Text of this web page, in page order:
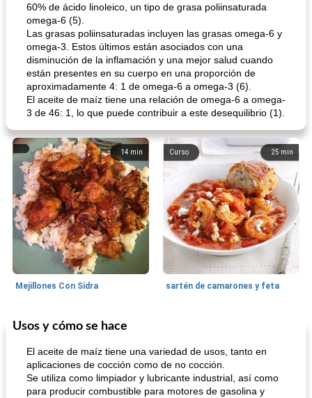
60% de ácido linoleico, un tipo de grasa poliinsaturada
omega-6 (5).
Las grasas poliinsaturadas incluyen las grasas omega-6 y
omega-3. Estos últimos están asociados con una
disminución de la inflamación y una mejor salud cuando
están presentes en su cuerpo en una proporción de
aproximadamente 4: 1 de omega-6 a omega-3 (6).
El aceite de maíz tiene una relación de omega-6 a omega-
3 de 46: 1, lo que puede contribuir a este desequilibrio (1).
14 min
Mejillones Con Sidra
25 min
Curso
sartén de camarones y feta
80
Sopas, Guisos Y Chili
Usos y cómo se hace
El aceite de maíz tiene una variedad de usos, tanto en
aplicaciones de cocción como de no cocción.
Se utiliza como limpiador y lubricante industrial, así como
para producir combustible para motores de gasolina y